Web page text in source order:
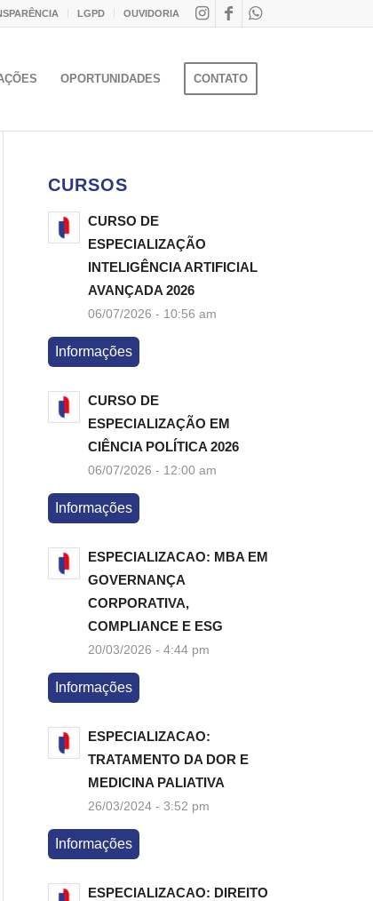
LGPD OUVIDORIA
OPORTUNIDADES CONTATO
CURSOS
CURSO DE
ESPECIALIZAÇÃO
INTELIGÊNCIA ARTIFICIAL
AVANÇADA 2026
06/07/2026 - 10:56 am
Informações
CURSO DE
ESPECIALIZAÇÃO EM
CIÊNCIA POLÍTICA 2026
06/07/2026 - 12:00 am
Informações
ESPECIALIZACAO: MBA EM
GOVERNANÇA
CORPORATIVA,
COMPLIANCE E ESG
20/03/2026 - 4:44 pm
Informações
ESPECIALIZACAO:
TRATAMENTO DA DOR E
MEDICINA PALIATIVA
26/03/2024 - 3:52 pm
Informações
ESPECIALIZACAO: DIREITO